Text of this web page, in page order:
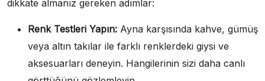
dikkate almanız gereken adımlar:
Renk Testleri Yapın: Ayna karşısında kahve, gümüş
veya altın takılar ile farklı renklerdeki giysi ve
aksesuarları deneyin. Hangilerinin sizi daha canlı